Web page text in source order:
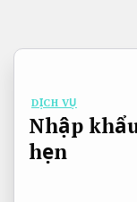
nội
DỊCH VỤ
Nhập
hẹn